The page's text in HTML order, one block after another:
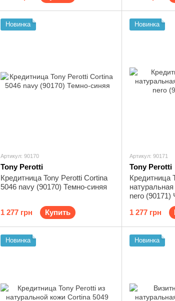
Новинка
Артикул: 90170
Tony Perotti
Кредитница Tony Perotti Cortina
5046 navy (90170) Темно-синяя
1 277 грн Купить
Новинка
Артикул: 90171
Tony Perotti
Кредитница
nero (90171)
1 277 грн
Новинка Новинка